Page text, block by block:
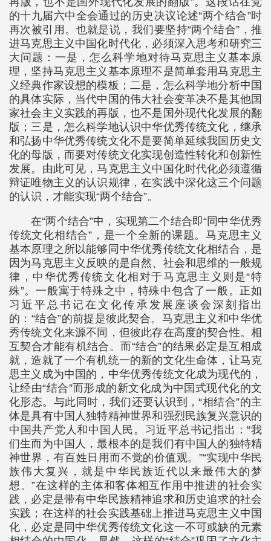
的十九届六中全会通过的历史决议论述“两个结合”时
再次被引用。也就是说，我们要坚持“两个结合”，推
进马克思主义中国化时代化，必须深入思考和研究三
大问题：一是，怎么科学地对待马克思主义基本原
理，坚持马克思主义基本原理不是简单套用马克思主
义经典作家设想的模板；二是，怎么科学地分析中国
的具体实际，当代中国的伟大社会变革决不是其他国
家社会主义实践的再版，也不是国外现代化发展的翻
版；三是，怎么科学地认识中华优秀传统文化，继承
和弘扬中华优秀传统文化不是要简单延续我国历史文
化的母版，而要对传统文化实现创造性转化和创新性
发展。由此可见，马克思主义中国化时代化必须遵循
辩证唯物主义的认识规律，在实践中深化这三个问题
的认识，才能实现“两个结合”。
在“两个结合”中，实现第二个结合即“同中华优秀
传统文化相结合”，是一个全新的课题。马克思主义
基本原理之所以能够同中华优秀传统文化相结合，是
因为马克思主义反映的是自然、社会和思维的一般规
律，中华优秀传统文化相对于马克思主义则是“特
殊”。一般寓于特殊之中，特殊中包含了一般。正如
习近平总书记在文化传承发展座谈会深刻指出
的：“结合”的前提是彼此契合。马克思主义和中华优
秀传统文化来源不同，但彼此存在高度的契合性。相
互契合才能有机结合。而“结合”的结果必定是互相成
就，造就了一个有机统一的新的文化生命体，让马克
思主义成为中国的，中华优秀传统文化成为现代的，
让经由“结合”而形成的新文化成为中国式现代化的文
化形态。与此同时，我们还要认识到，“相结合”的主
体是具有中国人独特精神世界和强烈民族复兴意识的
中国共产党人和中国人民。习近平总书记指出：“我
们生而为中国人，最根本的是我们有中国人的独特精
神世界，有百姓日用而不觉的价值观。”“实现中华民
族伟大复兴，就是中华民族近代以来最伟大的梦
想。”在这样的主体和客体相互作用中推进的社会实
践，必定是带有中华民族精神追求和历史追求的社会
实践；在这样的社会实践基础上推进马克思主义中国
化，必定是同中华优秀传统文化这一不可或缺的元素